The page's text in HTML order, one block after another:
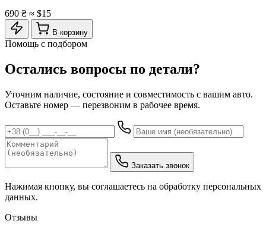
690 ₴ ≈ $15
В корзину
Помощь с подбором
Остались вопросы по детали?
Уточним наличие, состояние и совместимость с вашим авто.
Оставьте номер — перезвоним в рабочее время.
Заказать звонок
Нажимая кнопку, вы соглашаетесь на обработку персональных
данных.
Отзывы